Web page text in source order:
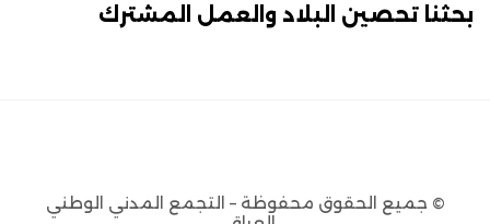
بحثنا تحصين البلاد والعمل المشترك
© جميع الحقوق محفوظة – التجمع المدني الوطني